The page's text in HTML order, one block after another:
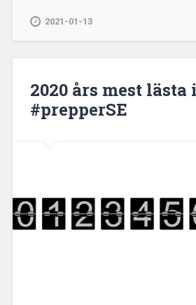
2021-01-13
2020 års mest
#prepperSE